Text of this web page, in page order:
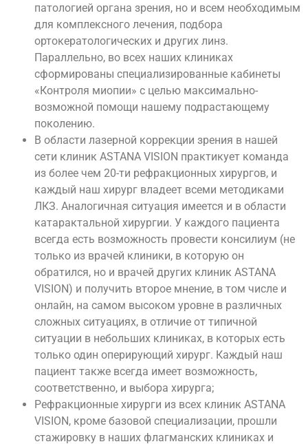
патологией органа зрения, но и всем необходимым
для комплексного лечения, подбора
ортокератологических и других линз.
Параллельно, во всех наших клиниках
сформированы специализированные кабинеты
«Контроля миопии» с целью максимально-
возможной помощи нашему подрастающему
поколению.
В области лазерной коррекции зрения в нашей
сети клиник ASTANA VISION практикует команда
из более чем 20-ти рефракционных хирургов, и
каждый наш хирург владеет всеми методиками
ЛКЗ. Аналогичная ситуация имеется и в области
катарактальной хирургии. У каждого пациента
всегда есть возможность провести консилиум (не
только из врачей клиники, в которую он
обратился, но и врачей других клиник ASTANA
VISION) и получить второе мнение, в том числе и
онлайн, на самом высоком уровне в различных
сложных ситуациях, в отличие от типичной
ситуации в небольших клиниках, в которых есть
только один оперирующий хирург. Каждый наш
пациент также всегда имеет возможность,
соответственно, и выбора хирурга;
Рефракционные хирурги из всех клиник ASTANA
VISION, кроме базовой специализации, прошли
стажировку в наших флагманских клиниках и